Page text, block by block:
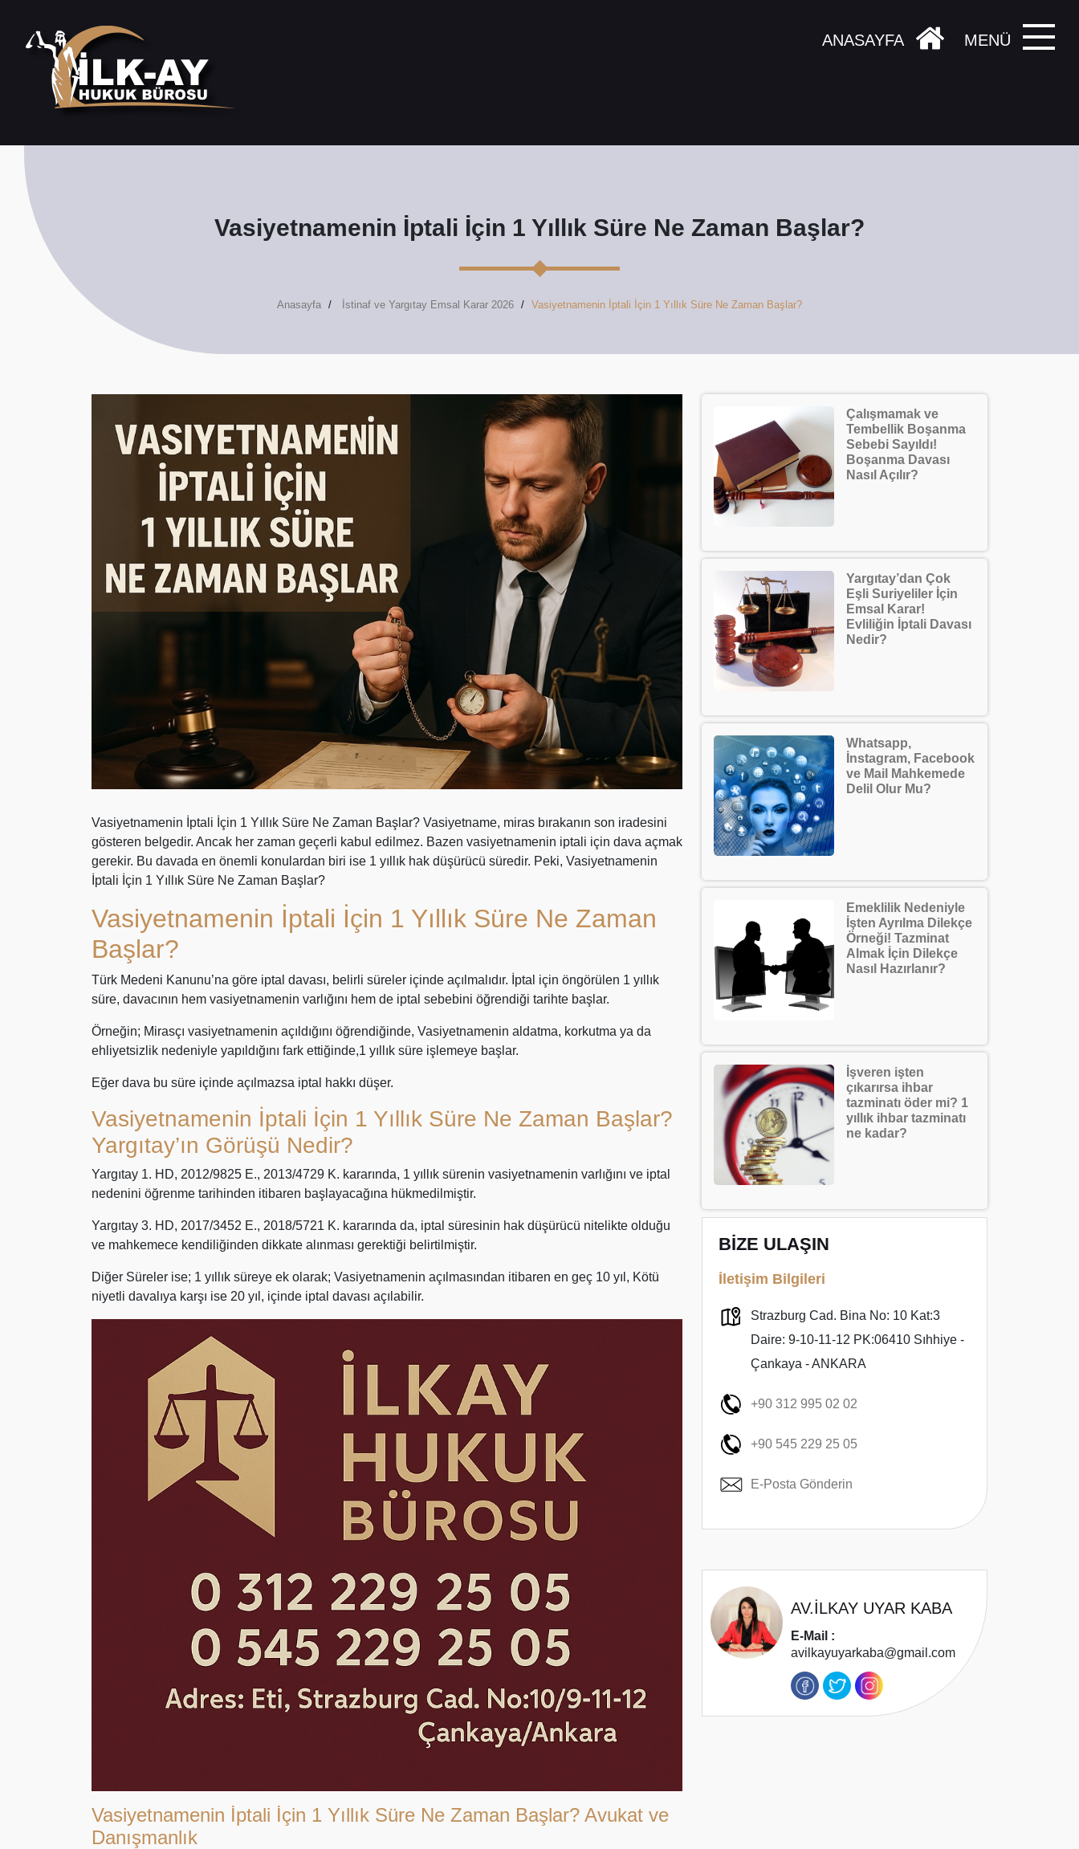
MENÜ
ANASAYFA
Vasiyetnamenin İptali İçin 1 Yıllık Süre Ne Zaman Başlar?
Anasayfa İstinaf ve Yargıtay Emsal Karar 2026 Vasiyetnamenin İptali İçin 1 Yıllık Süre Ne Zaman Başlar?
Vasiyetnamenin İptali İçin 1 Yıllık Süre Ne Zaman Başlar? Vasiyetname, miras bırakanın son iradesini
gösteren belgedir. Ancak her zaman geçerli kabul edilmez. Bazen vasiyetnamenin iptali için dava açmak
gerekir. Bu davada en önemli konulardan biri ise 1 yıllık hak düşürücü süredir. Peki, Vasiyetnamenin
İptali İçin 1 Yıllık Süre Ne Zaman Başlar?
Vasiyetnamenin İptali İçin 1 Yıllık Süre Ne Zaman
Başlar?
Türk Medeni Kanunu’na göre iptal davası, belirli süreler içinde açılmalıdır. İptal için öngörülen 1 yıllık
süre, davacının hem vasiyetnamenin varlığını hem de iptal sebebini öğrendiği tarihte başlar.
Örneğin; Mirasçı vasiyetnamenin açıldığını öğrendiğinde, Vasiyetnamenin aldatma, korkutma ya da
ehliyetsizlik nedeniyle yapıldığını fark ettiğinde,1 yıllık süre işlemeye başlar.
Eğer dava bu süre içinde açılmazsa iptal hakkı düşer.
Vasiyetnamenin İptali İçin 1 Yıllık Süre Ne Zaman Başlar?
Yargıtay’ın Görüşü Nedir?
Yargıtay 1. HD, 2012/9825 E., 2013/4729 K. kararında, 1 yıllık sürenin vasiyetnamenin varlığını ve iptal
nedenini öğrenme tarihinden itibaren başlayacağına hükmedilmiştir.
Yargıtay 3. HD, 2017/3452 E., 2018/5721 K. kararında da, iptal süresinin hak düşürücü nitelikte olduğu
ve mahkemece kendiliğinden dikkate alınması gerektiği belirtilmiştir.
Diğer Süreler ise; 1 yıllık süreye ek olarak; Vasiyetnamenin açılmasından itibaren en geç 10 yıl, Kötü
niyetli davalıya karşı ise 20 yıl, içinde iptal davası açılabilir.
Vasiyetnamenin İptali İçin 1 Yıllık Süre Ne Zaman Başlar? Avukat ve
Danışmanlık
Çalışmamak ve
Tembellik Boşanma
Sebebi Sayıldı!
Boşanma Davası
Nasıl Açılır?
Yargıtay’dan Çok
Eşli Suriyeliler İçin
Emsal Karar!
Evliliğin İptali Davası
Nedir?
Whatsapp,
İnstagram, Facebook
ve Mail Mahkemede
Delil Olur Mu?
Emeklilik Nedeniyle
İşten Ayrılma Dilekçe
Örneği! Tazminat
Almak İçin Dilekçe
Nasıl Hazırlanır?
İşveren işten
çıkarırsa ihbar
tazminatı öder mi? 1
yıllık ihbar tazminatı
ne kadar?
BİZE ULAŞIN
İletişim Bilgileri
Strazburg Cad. Bina No: 10 Kat:3
Daire: 9-10-11-12 PK:06410 Sıhhiye -
Çankaya - ANKARA
+90 312 995 02 02
+90 545 229 25 05
E-Posta Gönderin
AV.İLKAY UYAR KABA
E-Mail :
avilkayuyarkaba@gmail.com